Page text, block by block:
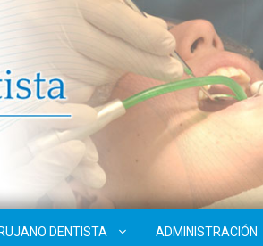
DENTISTA ADMINISTRACIÓN